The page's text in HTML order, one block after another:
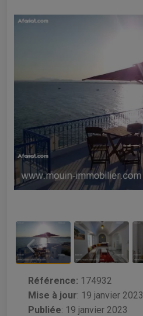
Référence: 174932
Mise à jour: 19 janvier 2023
Publiée: 19 janvier 2023